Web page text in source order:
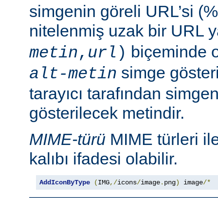
simgenin göreli URL’si
nitelenmiş uzak bir URL
metin, url ) biçeminde
alt-metin simge
tarayıcı tarafından
gösterilecek metindir.
MIME-türü MIME türleri
kalıbı ifadesi olabilir.
AddIconByType (IMG,/icons/image. png) image/*